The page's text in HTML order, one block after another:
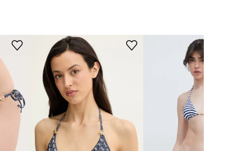
Doporučujeme zvolit velikost, kterou
běžně nosíte.
Tabulka velikosti